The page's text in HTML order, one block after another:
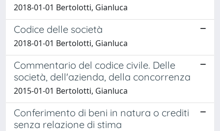
2018-01-01 Bertolotti, Gianluca
Codice delle società
2018-01-01 Bertolotti, Gianluca
Commentario del codice civile. Delle
società, dell'azienda, della concorrenza
2015-01-01 Bertolotti, Gianluca
Conferimento di beni in natura o crediti
senza relazione di stima